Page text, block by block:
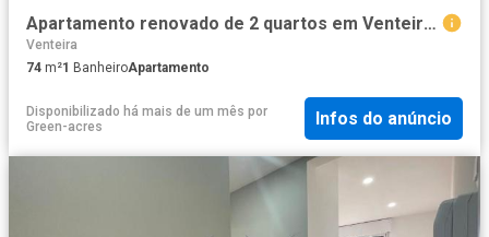
Apartamento renovado de 2 quartos em Venteira, Amadora 74m² Venteira
Venteira
74 m²1 BanheiroApartamento
Disponibilizado há mais de um mês por
Green-acres
Infos do anúncio